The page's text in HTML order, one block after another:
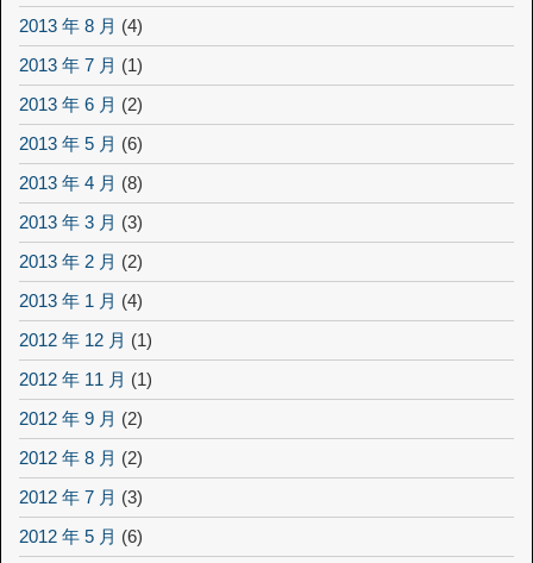
2013 年 8 月 (4)
2013 年 7 月 (1)
2013 年 6 月 (2)
2013 年 5 月 (6)
2013 年 4 月 (8)
2013 年 3 月 (3)
2013 年 2 月 (2)
2013 年 1 月 (4)
2012 年 12 月 (1)
2012 年 11 月 (1)
2012 年 9 月 (2)
2012 年 8 月 (2)
2012 年 7 月 (3)
2012 年 5 月 (6)